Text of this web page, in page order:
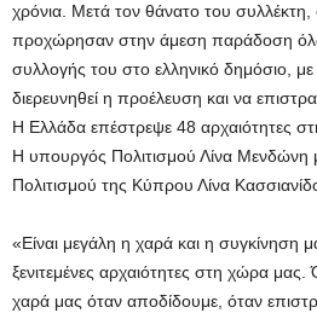
χρόνια. Μετά τον θάνατο του συλλέκτη,
προχώρησαν στην άμεση παράδοση
συλλογής του στο ελληνικό δημόσιο,
διερευνηθεί η προέλευση και να
Η Ελλάδα επέστρεψε 48 αρχαιότητες
Η υπουργός Πολιτισμού Λίνα
Πολιτισμού της Κύπρου Λίνα
«Είναι μεγάλη η χαρά και η συγκίνηση
ξενιτεμένες αρχαιότητες στη χώρα μας.
χαρά μας όταν αποδίδουμε, όταν